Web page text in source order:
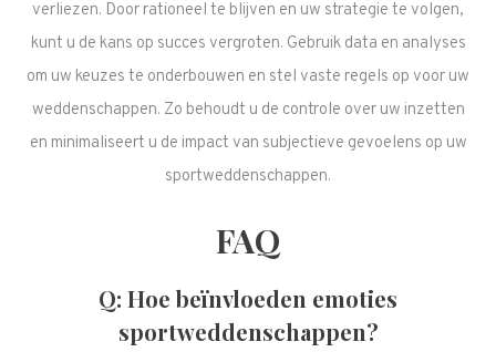
verliezen. Door rationeel te blijven en uw strategie te volgen,
kunt u de kans op succes vergroten. Gebruik data en analyses
om uw keuzes te onderbouwen en stel vaste regels op voor uw
weddenschappen. Zo behoudt u de controle over uw inzetten
en minimaliseert u de impact van subjectieve gevoelens op uw
sportweddenschappen.
FAQ
Q: Hoe beïnvloeden emoties
sportweddenschappen?